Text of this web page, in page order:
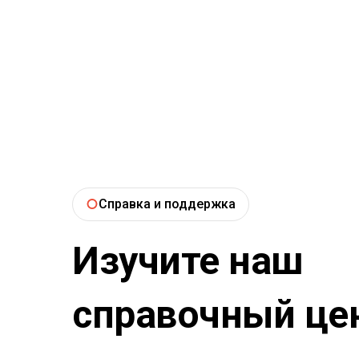
Справка и поддержка
Изучите наш
справочный